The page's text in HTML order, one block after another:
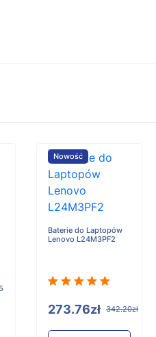
Nowość
Baterie do Laptopów
Lenovo L24M3PF2
273.76zł 342.20zł